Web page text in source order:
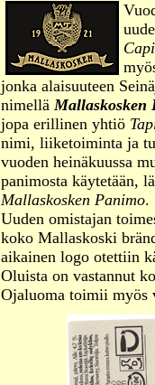
jonka alaisuuteen
nimelläMallaskosken
jopa erillinen yhtiö
nimi, liiketoiminta ja
vuoden heinäkuussa
panimosta käytetään,
Mallaskosken Panimo.
Uuden omistajan
koko Mallaskoski
aikainen logo otettiin
Oluista on vastannut
Ojaluoma toimii myös